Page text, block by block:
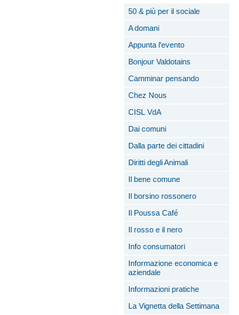
50 & più per il sociale
A domani
Appunta l'evento
Bonjour Valdotains
Camminar pensando
Chez Nous
CISL VdA
Dai comuni
Dalla parte dei cittadini
Diritti degli Animali
Il bene comune
Il borsino rossonero
Il Poussa Café
Il rosso e il nero
Info consumatori
Informazione economica e
aziendale
Informazioni pratiche
La Vignetta della Settimana